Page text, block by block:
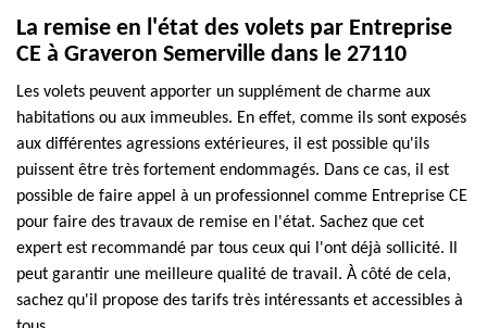
La remise en l'état des volets par Entreprise
CE à Graveron Semerville dans le 27110
Les volets peuvent apporter un supplément de charme aux
habitations ou aux immeubles. En effet, comme ils sont exposés
aux différentes agressions extérieures, il est possible qu'ils
puissent être très fortement endommagés. Dans ce cas, il est
possible de faire appel à un professionnel comme Entreprise CE
pour faire des travaux de remise en l'état. Sachez que cet
expert est recommandé par tous ceux qui l'ont déjà sollicité. Il
peut garantir une meilleure qualité de travail. À côté de cela,
sachez qu'il propose des tarifs très intéressants et accessibles à